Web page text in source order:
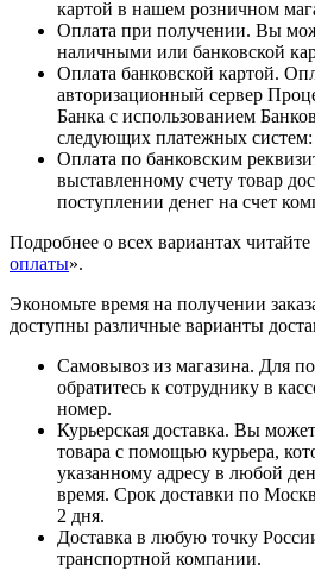
картой в нашем розничном
Оплата при получении. Вы
наличными или банковской
Оплата банковской картой.
авторизационный сервер
Банка с использованием
следующих платежных
Оплата по банковским
выставленному счету товар
поступлении денег на счет
Подробнее о всех вариантах читайте
оплаты».
Экономьте время на получении
доступны различные варианты
Самовывоз из магазина. Для
обратитесь к сотруднику в
номер.
Курьерская доставка. Вы
товара с помощью курьера,
указанному адресу в любой
время. Срок доставки по
2 дня.
Доставка в любую точку
транспортной компании.